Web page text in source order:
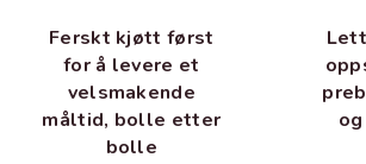
Ferskt kjøtt først
for å levere et
velsmakende
måltid, bolle etter
bolle